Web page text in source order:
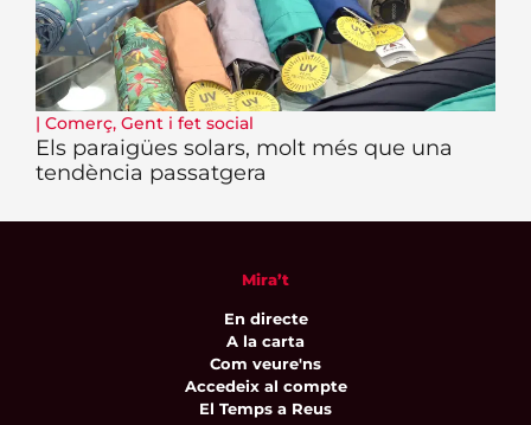
| Comerç, Gent i fet social
Els paraigües solars, molt més que una
tendència passatgera
Mira’t
En directe
A la carta
Com veure'ns
Accedeix al compte
El Temps a Reus